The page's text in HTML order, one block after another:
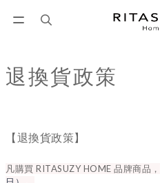
退換貨政策
【退換貨政策】
凡購買 RITASUZY HOME 品牌商品，